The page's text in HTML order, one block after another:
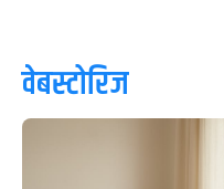
वेबस्टोरिज